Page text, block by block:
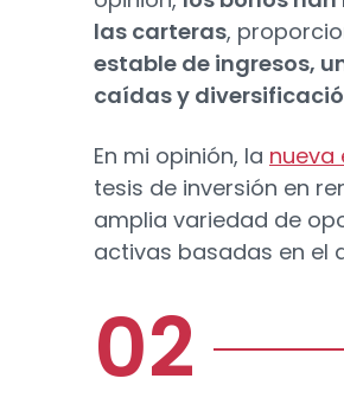
las carteras,
estable de ingresos,
caídas y
En mi opinión, la nueva
tesis de inversión en
amplia variedad de
activas basadas en el